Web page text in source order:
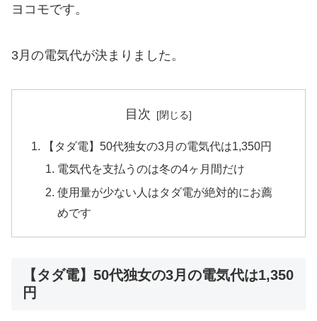
ヨコモです。
3月の電気代が決まりました。
目次
【タダ電】50代独女の3月の電気代は1,350円
電気代を支払うのは冬の4ヶ月間だけ
使用量が少ない人はタダ電が絶対的にお薦
めです
【タダ電】50代独女の3月の電気代は1,350
円